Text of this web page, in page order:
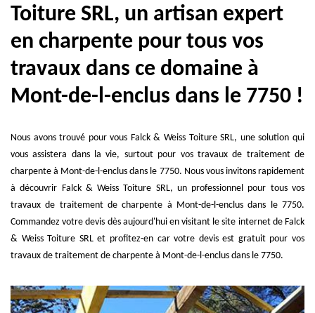
Toiture SRL, un artisan expert
en charpente pour tous vos
travaux dans ce domaine à
Mont-de-l-enclus dans le 7750 !
Nous avons trouvé pour vous Falck & Weiss Toiture SRL, une solution qui
vous assistera dans la vie, surtout pour vos travaux de traitement de
charpente à Mont-de-l-enclus dans le 7750. Nous vous invitons rapidement
à découvrir Falck & Weiss Toiture SRL, un professionnel pour tous vos
travaux de traitement de charpente à Mont-de-l-enclus dans le 7750.
Commandez votre devis dès aujourd'hui en visitant le site internet de Falck
& Weiss Toiture SRL et profitez-en car votre devis est gratuit pour vos
travaux de traitement de charpente à Mont-de-l-enclus dans le 7750.